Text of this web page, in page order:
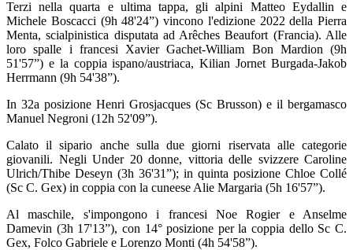
Terzi nella quarta e ultima tappa, gli alpini Matteo Eydallin e
Michele Boscacci (9h 48'24”) vincono l'edizione 2022 della Pierra
Menta, scialpinistica disputata ad Arêches Beaufort (Francia). Alle
loro spalle i francesi Xavier Gachet-William Bon Mardion (9h
51'57”) e la coppia ispano/austriaca, Kilian Jornet Burgada-Jakob
Herrmann (9h 54'38”).
In 32a posizione Henri Grosjacques (Sc Brusson) e il bergamasco
Manuel Negroni (12h 52'09”).
Calato il sipario anche sulla due giorni riservata alle categorie
giovanili. Negli Under 20 donne, vittoria delle svizzere Caroline
Ulrich/Thibe Deseyn (3h 36'31”); in quinta posizione Chloe Collé
(Sc C. Gex) in coppia con la cuneese Alie Margaria (5h 16'57”).
Al maschile, s'impongono i francesi Noe Rogier e Anselme
Damevin (3h 17'13”), con 14° posizione per la coppia dello Sc C.
Gex, Folco Gabriele e Lorenzo Monti (4h 54'58”).